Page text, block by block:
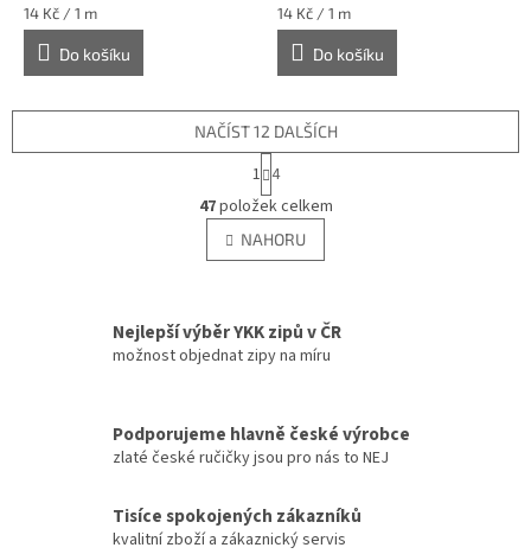
Měrná
cena:
14 Kč / 1 m
Do košíku
Měrná
cena:
14 Kč / 1 m
Do košíku
O
v
l
á
c
í
k
y
ý
p
NAČÍST 12 DALŠÍCH
t
r
á
n
k
á
n
í
1 4
47položek celkem
NAHORU
Nejlepší výběr YKK zipů v ČR
možnost objednat zipy na míru
Podporujeme hlavně české výrobce
zlaté české ručičky jsou pro nás to NEJ
Tisíce spokojených zákazníků
kvalitní zboží a zákaznický servis